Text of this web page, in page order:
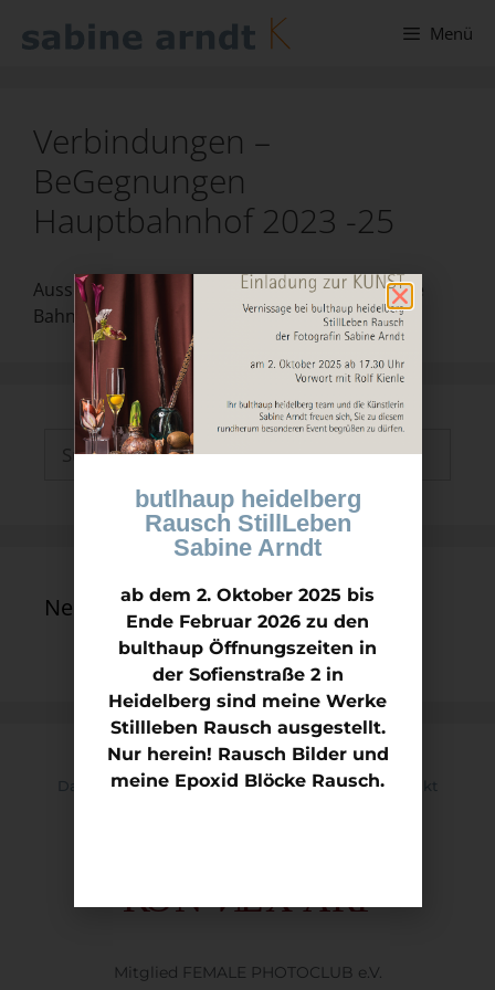
Menü
Verbindungen –
BeGegnungen
Hauptbahnhof 2023 -25
Ausschreibung Stadt Heidelberg und Deutsche
Bahn zum Thema Verbindungen
Neueste Kommentare
Datenschutz Impressum Kontakt
Mitglied FEMALE PHOTOCLUB e.V.
butlhaup heidelberg
Rausch StillLeben
Sabine Arndt
ab dem 2. Oktober 2025 bis
Ende Februar 2026 zu den
bulthaup Öffnungszeiten in
der Sofienstraße 2 in
Heidelberg sind meine Werke
Stillleben Rausch ausgestellt.
Nur herein! Rausch Bilder und
meine Epoxid Blöcke Rausch.